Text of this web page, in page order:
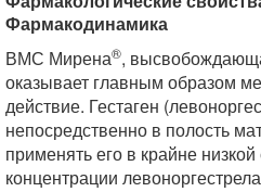
Фармакодинамика
ВМС Мирена®,
оказывает главным образом
действие. Гестаген
непосредственно в полость
применять его в крайне
концентрации